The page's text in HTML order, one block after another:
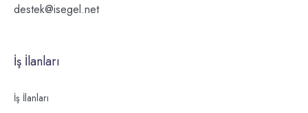
destek@isegel.net
İş İlanları
İş İlanları